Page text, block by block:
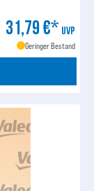
31,79 €* UVP
Geringer Bestand